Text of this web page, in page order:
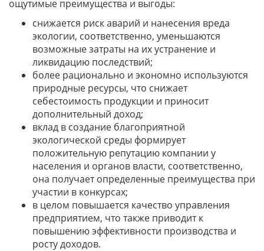
ощутимые преимущества и выгоды:
снижается риск аварий и нанесения вреда
экологии, соответственно, уменьшаются
возможные затраты на их устранение и
ликвидацию последствий;
более рационально и экономно используются
природные ресурсы, что снижает
себестоимость продукции и приносит
дополнительный доход;
вклад в создание благоприятной
экологической среды формирует
положительную репутацию компании у
населения и органов власти, соответственно,
она получает определенные преимущества при
участии в конкурсах;
в целом повышается качество управления
предприятием, что также приводит к
повышению эффективности производства и
росту доходов.